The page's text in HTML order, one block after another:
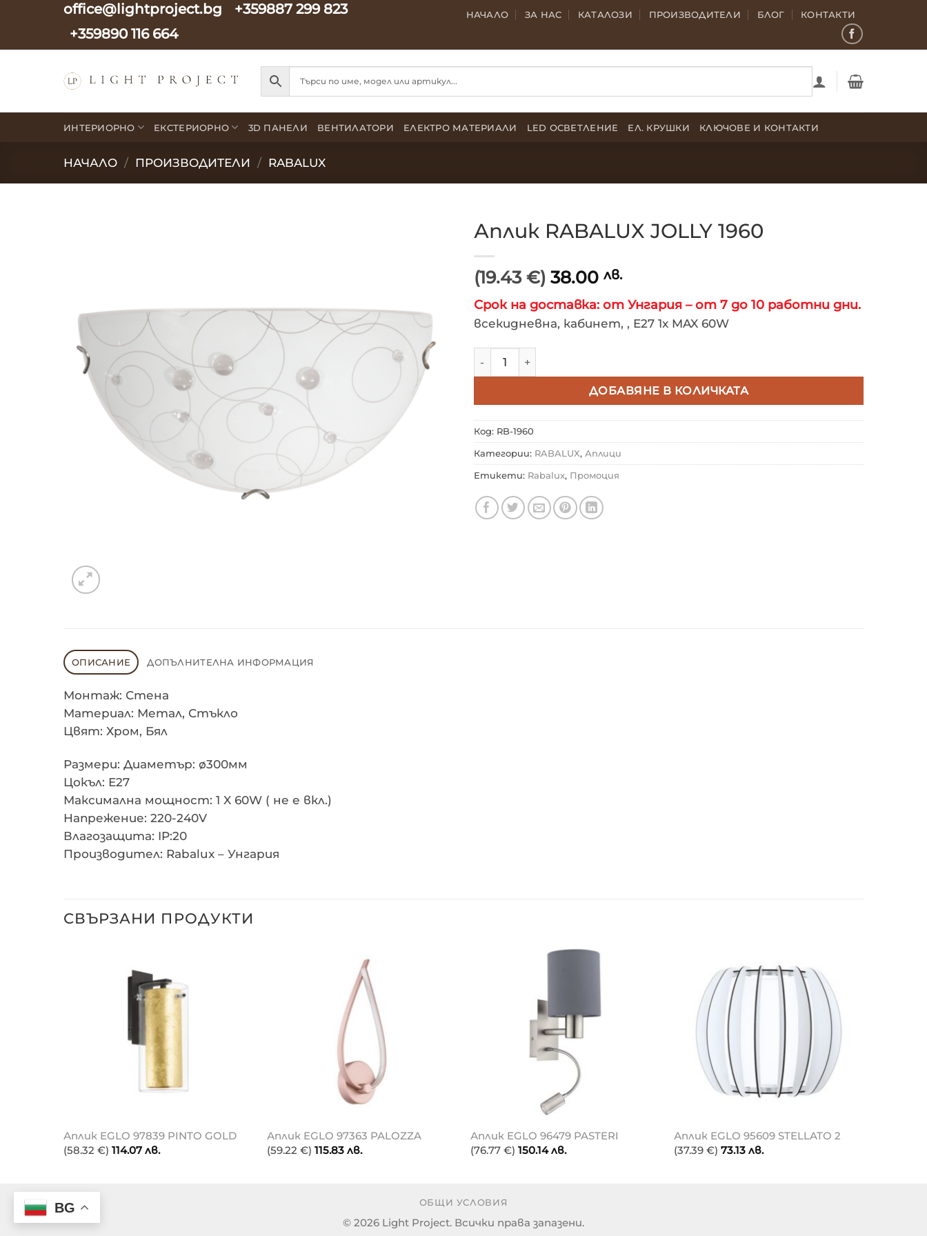
office@lightproject.bg
+359887 299 823
+359890 116 664
НАЧАЛО ЗА НАС КАТАЛОЗИ ПРОИЗВОДИТЕЛИ БЛОГ КОНТАКТИ
ИНТЕРИОРНО ЕКСТЕРИОРНО 3D ПАНЕЛИ ВЕНТИЛАТОРИ ЕЛЕКТРО МАТЕРИАЛИ LED ОСВЕТЛЕНИЕ ЕЛ. КРУШКИ КЛЮЧОВЕ И КОНТАКТИ
НАЧАЛО / ПРОИЗВОДИТЕЛИ / RABALUX
Аплик RABALUX JOLLY 1960
(19.43 €) 38.00 лв.
Срок на доставка: от Унгария – от 7 до 10 работни дни.
всекидневна, кабинет, , E27 1x MAX 60W
количество за Аплик RABALUX JOLLY 1960
ДОБАВЯНЕ В КОЛИЧКАТА
Код: RB-1960
Категории: RABALUX, Аплици
Етикети: Rabalux, Промоция
ОПИСАНИЕ ДОПЪЛНИТЕЛНА ИНФОРМАЦИЯ
Монтаж: Стена
Материал: Метал, Стъкло
Цвят: Хром, Бял
Размери: Диаметър: ø300мм
Цокъл: Е27
Максимална мощност: 1 X 60W ( не е вкл.)
Напрежение: 220-240V
Влагозащита: IP:20
Производител: Rabalux – Унгария
СВЪРЗАНИ ПРОДУКТИ
Аплик EGLO 97839 PINTO GOLD
(58.32 €) 114.07 лв.
Аплик EGLO 97363 PALOZZA
(59.22 €) 115.83 лв.
Аплик EGLO 96479 PASTERI
(76.77 €) 150.14лв.
Аплик EGLO 95609 STELLATO 2
(37.39 €) 73.13 лв.
ОБЩИ УСЛОВИЯ
© 2026 Light Project. Всички права запазени.
BG